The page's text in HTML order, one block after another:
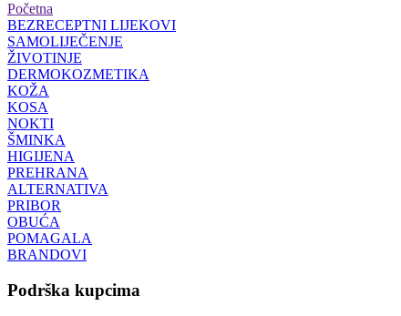
Početna
BEZRECEPTNI LIJEKOVI
SAMOLIJEČENJE
ŽIVOTINJE
DERMOKOZMETIKA
KOŽA
KOSA
NOKTI
ŠMINKA
HIGIJENA
PREHRANA
ALTERNATIVA
PRIBOR
OBUĆA
POMAGALA
BRANDOVI
Podrška kupcima